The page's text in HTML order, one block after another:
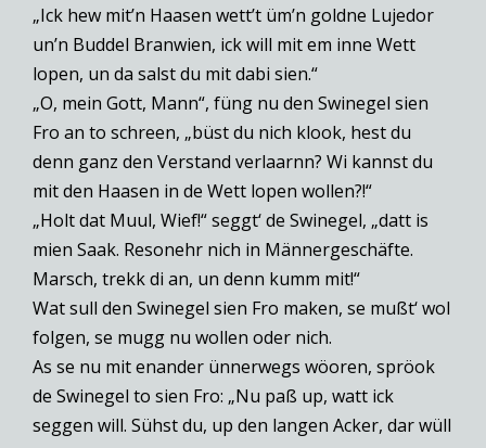
„Ick hew mit’n Haasen wett’t üm’n goldne Lujedor
un’n Buddel Branwien, ick will mit em inne Wett
lopen, un da salst du mit dabi sien.“
„O, mein Gott, Mann“, füng nu den Swinegel sien
Fro an to schreen, „büst du nich klook, hest du
denn ganz den Verstand verlaarnn? Wi kannst du
mit den Haasen in de Wett lopen wollen?!“
„Holt dat Muul, Wief!“ seggt‘ de Swinegel, „datt is
mien Saak. Resonehr nich in Männergeschäfte.
Marsch, trekk di an, un denn kumm mit!“
Wat sull den Swinegel sien Fro maken, se mußt‘ wol
folgen, se mugg nu wollen oder nich.
As se nu mit enander ünnerwegs wöoren, spröok
de Swinegel to sien Fro: „Nu paß up, watt ick
seggen will. Sühst du, up den langen Acker, dar wüll